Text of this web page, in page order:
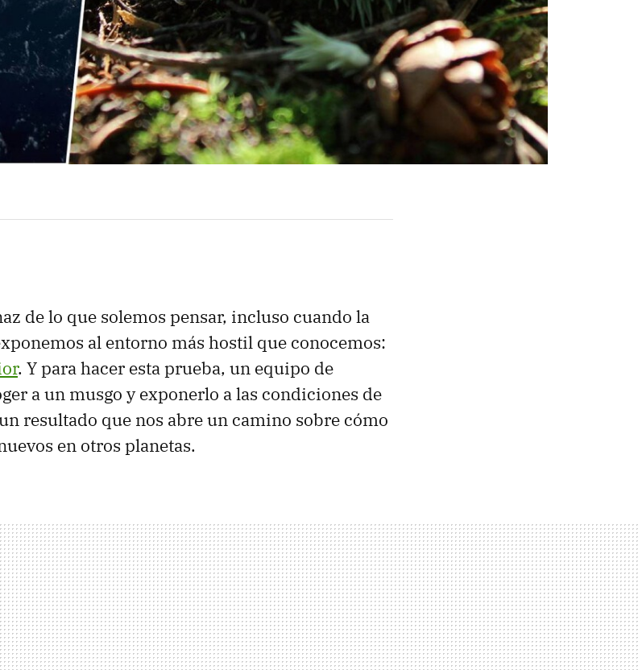
de lo que solemos pensar, incluso cuando la
al entorno más hostil que conocemos:
. Y para hacer esta prueba, un equipo de
a un musgo y exponerlo a las condiciones de
resultado que nos abre un camino sobre cómo
en otros planetas.